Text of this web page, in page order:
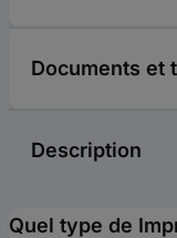
Documents et
Description
Quel type de